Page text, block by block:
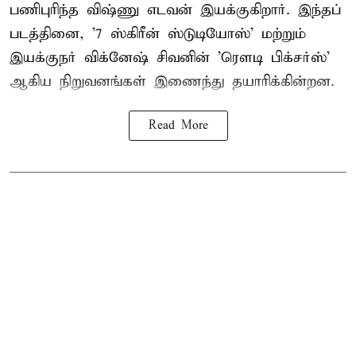
பணிபுரிந்த விஷ்ணு எடவன் இயக்குகிறார். இந்தப்
படத்தினை, '7 ஸ்கிரீன் ஸ்டுடியோஸ்' மற்றும்
இயக்குநர் விக்னேஷ் சிவனின் 'ரௌடி பிக்சர்ஸ்'
ஆகிய நிறுவனங்கள் இணைந்து தயாரிக்கின்றன.
Read More